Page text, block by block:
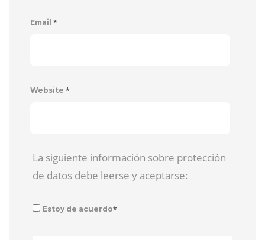
Email *
Website *
La siguiente información sobre protección
de datos debe leerse y aceptarse:
Estoy de acuerdo*